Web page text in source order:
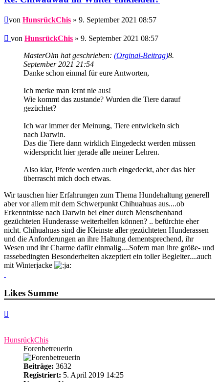
Beitrag
von HunsrückChis » 9. September 2021 08:57
Beitrag
von HunsrückChis » 9. September 2021 08:57
MasterOlm hat geschrieben: (Orginal-Beitrag)8.
September 2021 21:54
Danke schon einmal für eure Antworten,
Ich merke man lernt nie aus!
Wie kommt das zustande? Wurden die Tiere darauf
gezüchtet?
Ich war immer der Meinung, Tiere entwickeln sich
nach Darwin.
Das die Tiere dann wirklich Eingedeckt werden müssen
widerspricht hier gerade alle meiner Lehren.
Also klar, Pferde werden auch eingedeckt, aber das hier
überrascht mich doch etwas.
Wir tauschen hier Erfahrungen zum Thema Hundehaltung generell
aber vor allem mit dem Schwerpunkt Chihuahuas aus....ob
Erkenntnisse nach Darwin bei einer durch Menschenhand
gezüchteten Hunderasse weiterhelfen können? .. befürchte eher
nicht. Chihuahuas sind die Kleinste aller gezüchteten Hunderassen
und die Anforderungen an ihre Haltung dementsprechend, ihr
Wesen und ihr Charme dafür einmalig....Sofern man ihre größe- und
rassebedingten Besonderheiten akzeptiert ein toller Begleiter....auch
mit Winterjacke
Likes Summe
HunsrückChis
Forenbetreuerin
Beiträge: 3632
Registriert: 5. April 2019 14:25